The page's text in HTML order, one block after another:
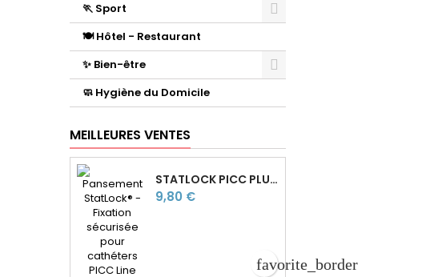
🏃 Sport
🍽️ Hôtel - Restaurant
✨ Bien-être
🧼 Hygiène du Domicile
MEILLEURES VENTES
STATLOCK PICC PLUS — DISPOSITIF DE FIXATION CATHÉTER
Prix
9,80 €
favorite_border